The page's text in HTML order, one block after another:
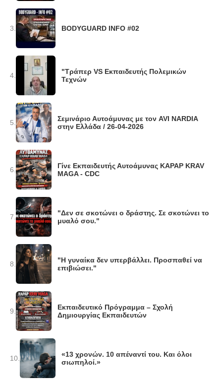
3. BODYGUARD INFO #02
4.
"Τράπερ VS Εκπαιδευτής Πολεμικών
Τεχνών
5.
Σεμινάριο Αυτοάμυνας με τον AVI NARDIA
στην Ελλάδα / 26-04-2026
6.
Γίνε Εκπαιδευτής Αυτοάμυνας KAPAP KRAV
MAGA - CDC
7.
"Δεν σε σκοτώνει ο δράστης. Σε σκοτώνει το
μυαλό σου."
8.
"Η γυναίκα δεν υπερβάλλει. Προσπαθεί να
επιβιώσει."
9.
Εκπαιδευτικό Πρόγραμμα – Σχολή
Δημιουργίας Εκπαιδευτών
10.
«13 χρονών. 10 απέναντί του. Και όλοι
σιωπηλοί.»